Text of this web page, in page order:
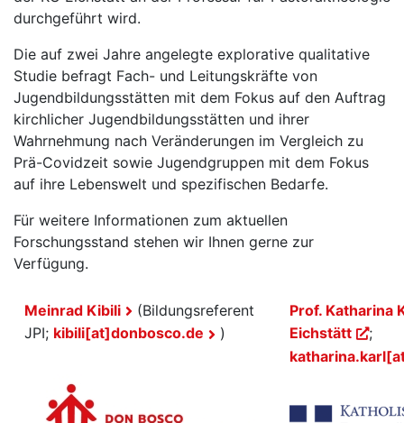
durchgeführt wird.
Die auf zwei Jahre angelegte explorative qualitative
Studie befragt Fach- und Leitungskräfte von
Jugendbildungsstätten mit dem Fokus auf den Auftrag
kirchlicher Jugendbildungsstätten und ihrer
Wahrnehmung nach Veränderungen im Vergleich zu
Prä-Covidzeit sowie Jugendgruppen mit dem Fokus
auf ihre Lebenswelt und spezifischen Bedarfe.
Für weitere Informationen zum aktuellen
Forschungsstand stehen wir Ihnen gerne zur
Verfügung.
Meinrad Kibili
(Bildungsreferent
JPI; kibili[at]donbosco.de )
Prof. Katharina
Eichstätt
;